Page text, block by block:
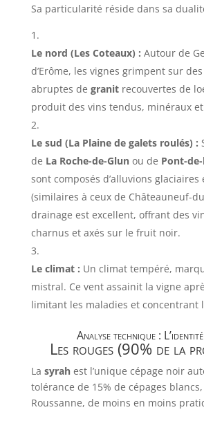
Sa particularité réside dans sa
Le nord (Les Coteaux) : Autour de
d’Erôme, les vignes grimpent sur
abruptes de granitrecouvertes de
produit des vins tendus, minéraux
Le sud (La Plaine de galets roulés) :
de La Roche-de-Glunou de Pont-de-
sont composés d’alluvions glaciaires
(similaires à ceux de Châteauneuf-
drainage est excellent, offrant des
charnus et axés sur le fruit noir.
Le climat : Un climat tempéré,
mistral. Ce vent assainit la vigne
limitant les maladies et concentrant
Analyse technique :
Les rouges (90% de la
La syrahest l’unique cépage noir
tolérance de 15% de cépages
Roussanne, de moins en moins